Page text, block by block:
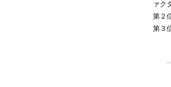
ァク
第２
第３